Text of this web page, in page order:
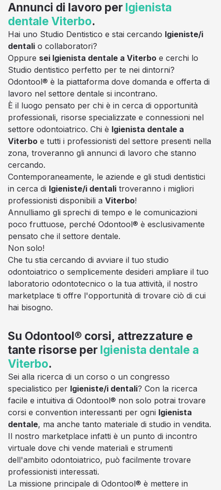
Annunci di lavoro per Igienista
dentale Viterbo.
Hai uno Studio Dentistico e stai cercando Igieniste/i
dentali o collaboratori?
Oppure sei Igienista dentale a Viterbo e cerchi lo
Studio dentistico perfetto per te nei dintorni?
Odontool® è la piattaforma dove domanda e offerta di
lavoro nel settore dentale si incontrano.
È il luogo pensato per chi è in cerca di opportunità
professionali, risorse specializzate e connessioni nel
settore odontoiatrico. Chi è Igienista dentale a
Viterbo e tutti i professionisti del settore presenti nella
zona, troveranno gli annunci di lavoro che stanno
cercando.
Contemporaneamente, le aziende e gli studi dentistici
in cerca di Igieniste/i dentali troveranno i migliori
professionisti disponibili a Viterbo!
Annulliamo gli sprechi di tempo e le comunicazioni
poco fruttuose, perché Odontool® è esclusivamente
pensato che il settore dentale.
Non solo!
Che tu stia cercando di avviare il tuo studio
odontoiatrico o semplicemente desideri ampliare il tuo
laboratorio odontotecnico o la tua attività, il nostro
marketplace ti offre l'opportunità di trovare ciò di cui
hai bisogno.
Su Odontool® corsi, attrezzature e
tante risorse per Igienista dentale a
Viterbo.
Sei alla ricerca di un corso o un congresso
specialistico per Igieniste/i dentali? Con la ricerca
facile e intuitiva di Odontool® non solo potrai trovare
corsi e convention interessanti per ogni Igienista
dentale, ma anche tanto materiale di studio in vendita.
Il nostro marketplace infatti è un punto di incontro
virtuale dove chi vende materiali e strumenti
dell'ambito odontoiatrico, può facilmente trovare
professionisti interessati.
La missione principale di Odontool® è mettere in